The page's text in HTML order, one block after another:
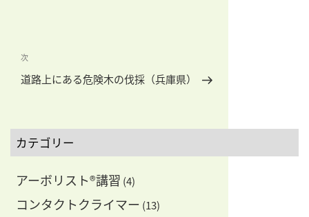
稿
ナ
ー
シ
ン
次
の
次
道路上にある危険木の伐採（兵庫県）
カテゴリー
アーボリスト®講習 (4)
コンタクトクライマー (13)